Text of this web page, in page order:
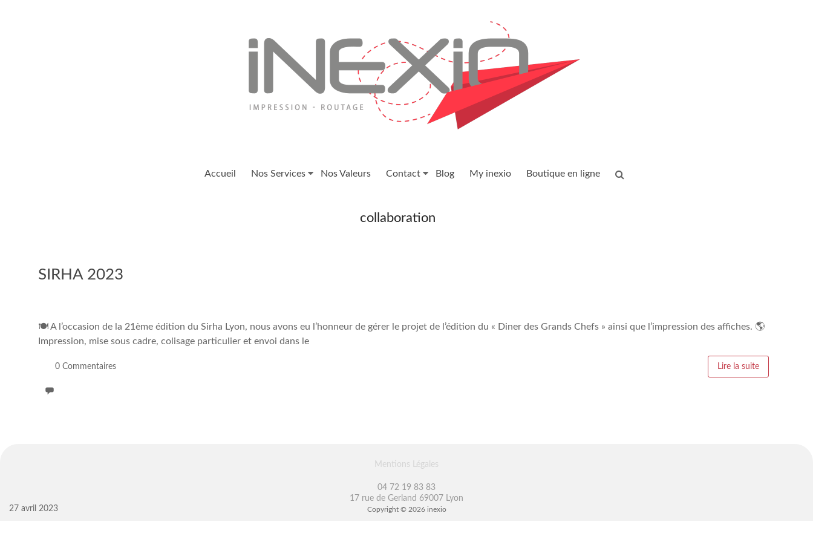
Accueil Nos Services Nos Valeurs Contact Blog My inexio Boutique en ligne
collaboration
SIRHA 2023
🍽 A l’occasion de la 21ème édition du Sirha Lyon, nous avons eu l’honneur de gérer le projet de l’édition du « Diner des Grands Chefs » ainsi que l’impression des affiches. 🌎
Impression, mise sous cadre, colisage particulier et envoi dans le
27 avril 2023
0 Commentaires Lire la suite
Mentions Légales
04 72 19 83 83
17 rue de Gerland 69007 Lyon
Copyright © 2026 inexio